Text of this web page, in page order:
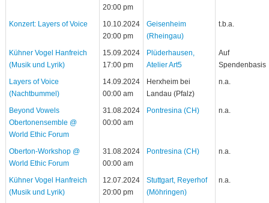
20:00 pm
Konzert: Layers of Voice
10.10.2024
20:00 pm
Geisenheim
(Rheingau)
t.b.a.
Kühner Vogel Hanfreich
(Musik und Lyrik)
15.09.2024
17:00 pm
Plüderhausen,
Atelier Art5
Auf
Spendenbasis
Layers of Voice
(Nachtbummel)
14.09.2024
00:00 am
Herxheim bei
Landau (Pfalz)
n.a.
Beyond Vowels
Obertonensemble @
World Ethic Forum
31.08.2024
00:00 am
Pontresina (CH) n.a.
Oberton-Workshop @
World Ethic Forum
31.08.2024
00:00 am
Pontresina (CH) n.a.
Kühner Vogel Hanfreich
(Musik und Lyrik)
12.07.2024
20:00 pm
Stuttgart, Reyerhof
(Möhringen)
n.a.